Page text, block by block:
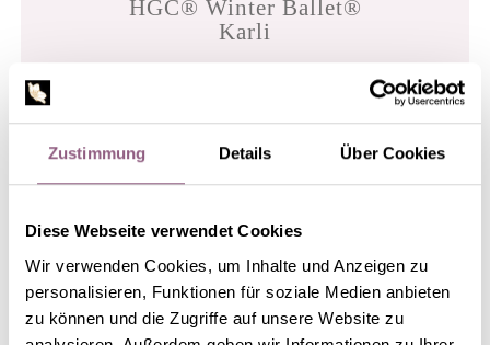
Zustimmung Details Über Cookies
Diese Webseite verwendet Cookies
Wir verwenden Cookies, um Inhalte und Anzeigen zu
personalisieren, Funktionen für soziale Medien anbieten
zu können und die Zugriffe auf unsere Website zu
HGC® Winter Ballet®
Karli